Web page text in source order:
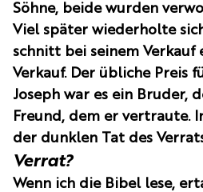
Söhne, beide wurden
Viel später wiederholte
schnitt bei seinem Verkauf
Verkauf. Der übliche Preis
Joseph war es ein Bruder,
Freund, dem er vertraute.
der dunklen Tat des
Verrat?
Wenn ich die Bibel lese,